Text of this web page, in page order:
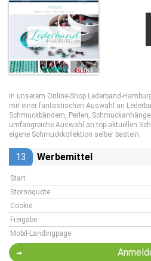
In unserem Online-Shop Lederband-
mit einer fantastischen Auswahl an
Schmuckbändern, Perlen,
umfangreiche Auswahl an top-aktuellen
eigene Schmuckkollektion selber basteln.
13 Werbemittel
Start
Stornoquote
Cookie
Freigabe
Mobil-Landingpage